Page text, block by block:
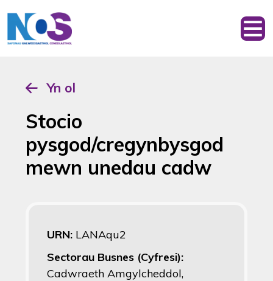
Yn ol
Stocio
pysgod/cregynbysgod
mewn unedau cadw
URN: LANAqu2
Sectorau Busnes (Cyfresi):
Cadwraeth Amgylcheddol,